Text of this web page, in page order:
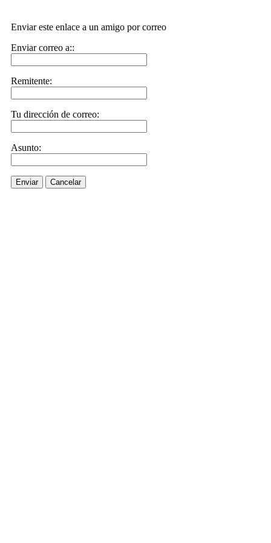
Enviar este enlace a un amigo por correo
Enviar correo a::
Remitente:
Tu dirección de correo:
Asunto:
Enviar Cancelar